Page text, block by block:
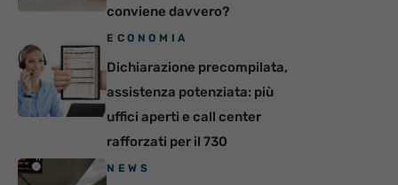
conviene davvero?
ECONOMIA
Dichiarazione precompilata,
assistenza potenziata: più
uffici aperti e call center
rafforzati per il 730
NEWS